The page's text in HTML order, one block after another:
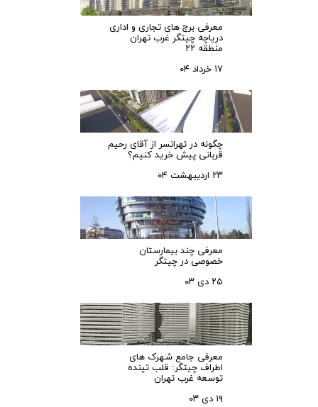
معرفی برج های تجاری و اداری
دریاچه چیتگر غرب تهران
منطقه ۲۲
۱۷ خرداد ۰۴
چگونه در تهرانسر از آقای رحیم
قربانی پیش خرید کنیم؟
۲۳ اردیبهشت ۰۴
معرفی چند بیمارستان
خصوصی در چیتگر
۲۵ دی ۰۳
معرفی جامع شهرک‌ های
اطراف چیتگر: قلب تپنده
توسعه غرب تهران
۱۹ دی ۰۳